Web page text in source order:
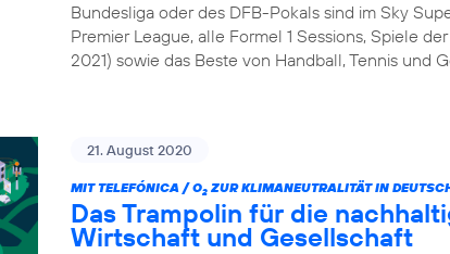
Bundesliga oder des DFB-Pokals sind im Sky
Premier League, alle Formel 1 Sessions, Spiele
2021) sowie das Beste von Handball, Tennis und
21. August 2020
MIT TELEFÓNICA / O2 ZUR KLIMANEUTRALITÄT IN
Das Trampolin für die
Wirtschaft und Gesellschaft